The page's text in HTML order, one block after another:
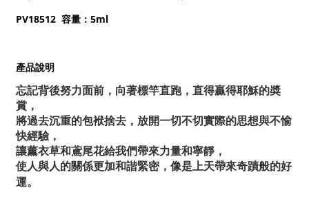
PV18512 容量： 5ml
產品說明
忘記背後努力面前，向著標竿直跑，直得贏得耶穌的奬
賞，
將過去沉重的包袱捨去，放開一切不切實際的思想與不愉
快經驗，
讓薰衣草和鳶尾花給我們帶來力量和寧靜，
使人與人的關係更加和諧緊密，像是上天帶來奇蹟般的好
運。